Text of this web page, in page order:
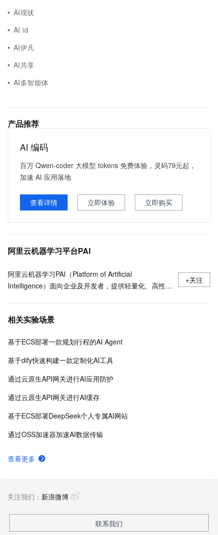
AI现状
AI id
AI伊凡
AI共享
AI多智能体
产品推荐
AI 编码
百万 Qwen-coder 大模型 tokens 免费体验，灵码79元起，
加速 AI 应用落地
查看详情 立即体验 立即购买
阿里云机器学习平台PAI
阿里云机器学习PAI（Platform of Artificial
Intelligence）面向企业及开发者，提供轻量化、高性价
DSW云原生交互式建模平台、PAI-DLC云原生AI基础平
征、万亿样本规模加速训练，百余落地场景，全面提升
工程效率。
+关注
相关实验场景
基于ECS部署一款规划行程的AI Agent
基于dify快速构建一款定制化AI工具
通过云原生API网关进行AI应用防护
通过云原生API网关进行AI缓存
基于ECS部署DeepSeek个人专属AI网站
通过OSS加速器加速AI数据传输
查看更多
关注我们： 新浪微博
联系我们